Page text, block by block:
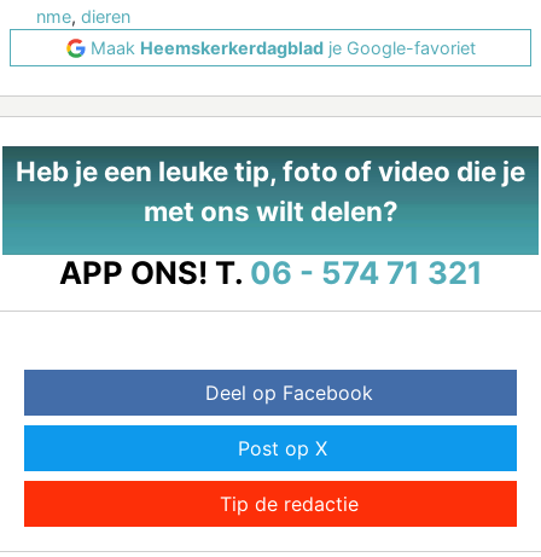
nme, dieren
Maak Heemskerkerdagbladje Google-favoriet
Heb je een leuke tip, foto of video die je
met ons wilt delen?
APP ONS! T. 06 - 574 71 321
Deel op Facebook
Post op X
Tip de redactie